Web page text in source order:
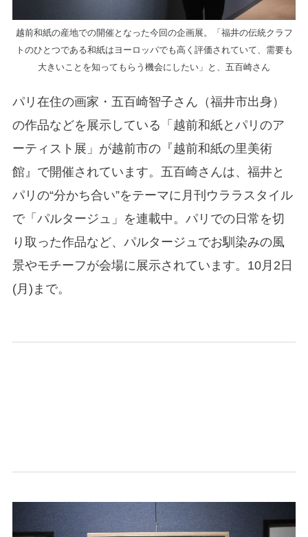
越前和紙の産地での開催となった今回の企画展。「福井の伝統クラフ
トのひとつである和紙はヨーロッパでも高く評価されていて、需要も
大きいことを知ってもらう機会にしたい」と、五百崎さん
パリ在住の画家・五百崎智子さん（福井市出身）
の作品などを展示している「越前和紙とパリのア
ーティスト展」が越前市の『越前和紙の里美術
館』で開催されています。五百崎さんは、福井と
パリの“分かち合い”をテーマに月刊ウララスタイル
で「パルタージュ」を連載中。パリでの日常を切
り取った作品など、パルタージュでお馴染みの風
景やモチーフが会場に展示されています。10月2日
(月)まで。